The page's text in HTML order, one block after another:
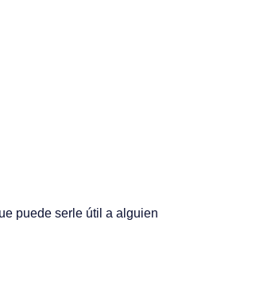
puede serle útil a alguien